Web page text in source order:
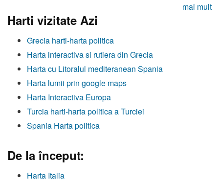
mai mult
Harti vizitate Azi
Grecia harti-harta politica
Harta interactiva si rutiera din Grecia
Harta cu Litoralul mediteranean Spania
Harta lumii prin google maps
Harta Interactiva Europa
Turcia harti-harta politica a Turciei
Spania Harta politica
De la început:
Harta Italia